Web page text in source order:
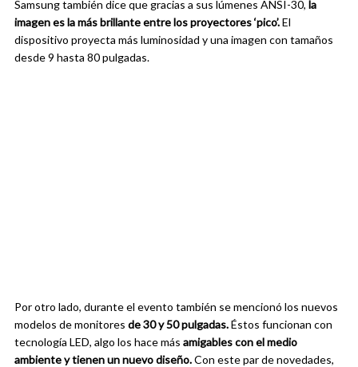
Samsung también dice que gracias a sus lúmenes ANSI-30, la
imagen es la más brillante entre los proyectores ‘pico’.El
dispositivo proyecta más luminosidad y una imagen con tamaños
desde 9 hasta 80 pulgadas.
Por otro lado, durante el evento también se mencionó los nuevos
modelos de monitores de 30 y 50 pulgadas.Éstos funcionan con
tecnología LED, algo los hace más amigables con el medio
ambiente y tienen un nuevo diseño.Con este par de novedades,